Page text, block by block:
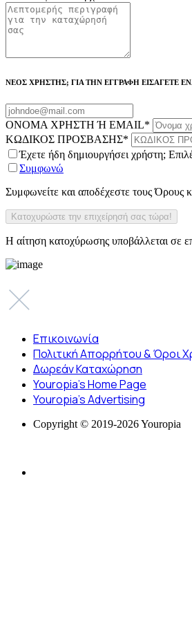
ΝΕΟΣ ΧΡΗΣΤΗΣ; ΓΙΑ ΤΗΝ ΕΓΓΡΑΦΗ ΕΙΣΑΓΕΤΕ
ΟΝΟΜΑ ΧΡΗΣΤΗ Ή EMAIL*
ΚΩΔΙΚΟΣ ΠΡΟΣΒΑΣΗΣ*
Έχετε ήδη δημιουργήσει χρήστη;
Συμφωνώ
Συμφωνείτε και αποδέχεστε τους Όρους
Η αίτηση κατοχύρωσης υποβάλλεται σε
Επικοινωνία
Πολιτική Απορρήτου & Όροι
Δωρεάν Καταχώρηση
Youropia’s Home Page
Youropia’s Advertising
Copyright © 2019-2026 Youropia